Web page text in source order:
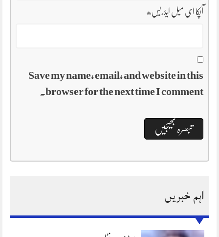
آپکا ای میل ایڈریس*
Save my name, email, and website in this
browser for the next time I comment.
اہم خبریں